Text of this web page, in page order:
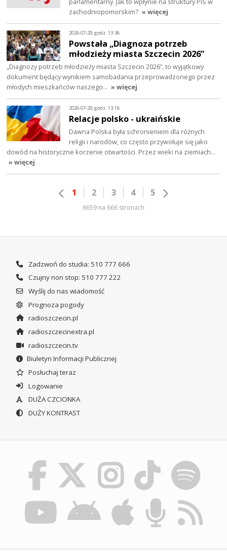
zachodniopomorskim? » więcej
2026-07-29, godz. 13:36
Powstała „Diagnoza potrzeb
młodzieży miasta Szczecin 2026”
„Diagnozy potrzeb młodzieży miasta Szczecin 2026”, to wyjątkowy
dokument będący wynikiem samobadania przeprowadzonego przez
młodych mieszkańców naszego… » więcej
2026-07-29, godz. 13:18
Relacje polsko - ukraińskie
Dawna Polska była schronieniem dla różnych
religii i narodów, co często przywołuje się jako
dowód na historyczne korzenie otwartości. Przez wieki na ziemiach…
» więcej
1 2 3 4 5
6659 na 666 stronach
Zadzwoń do studia: 510 777 666
Czujny non stop: 510 777 222
Wyślij do nas wiadomość
Prognoza pogody
radioszczecin.pl
radioszczecinextra.pl
radioszczecin.tv
Biuletyn Informacji Publicznej
Posłuchaj teraz
Logowanie
DUŻA CZCIONKA
DUŻY KONTRAST